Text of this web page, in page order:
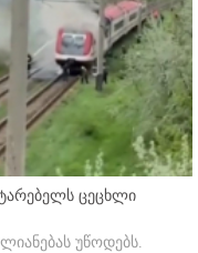
ცეცხლი
უწოდებს.